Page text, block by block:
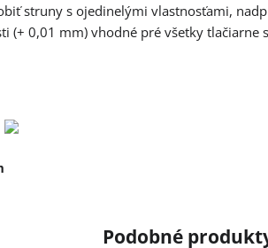
struny s ojedinelými vlastnosťami,
(+ 0,01 mm) vhodné pré všetky tlačiarne